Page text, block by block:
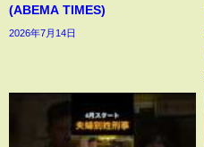
(ABEMA TIMES)
2026年7月14日